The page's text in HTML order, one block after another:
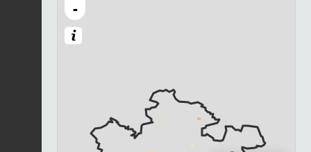
-